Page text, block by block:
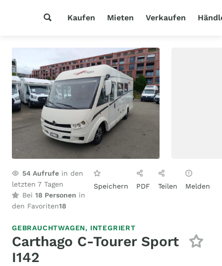
Kaufen Mieten Verkaufen
54 Aufrufe in den
letzten 7 Tagen
Bei 18 Personen in
den Favoriten18
Speichern PDF Teilen Melden
GEBRAUCHTWAGEN, INTEGRIERT
Carthago C-Tourer Sport
I142